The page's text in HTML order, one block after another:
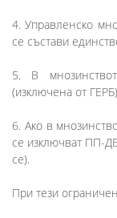
4. Управленско
се състави
5. В
(изключена от
6. Ако в
се изключват ПП-
се).
При тези